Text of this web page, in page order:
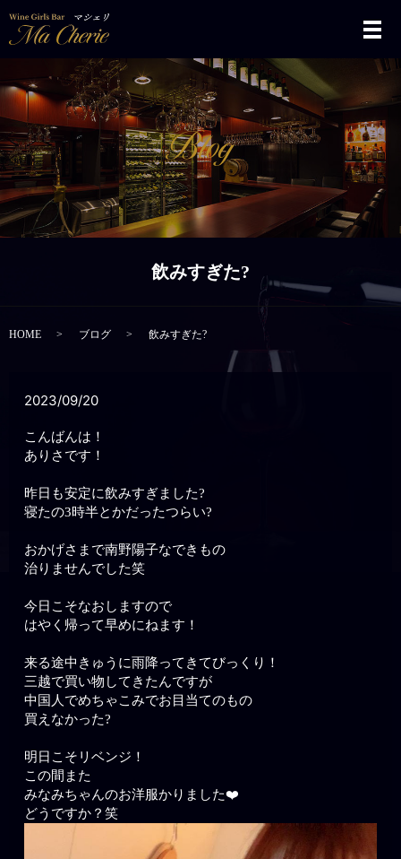
メ
飲みすぎた?
HOME ブログ 飲みすぎた?
2023/09/20
こんばんは！
ありさです！
昨日も安定に飲みすぎました?
寝たの3時半とかだったつらい?
おかげさまで南野陽子なできもの
治りませんでした笑
今日こそなおしますので
はやく帰って早めにねます！
来る途中きゅうに雨降ってきてびっくり！
三越で買い物してきたんですが
中国人でめちゃこみでお目当てのもの
買えなかった?
明日こそリベンジ！
この間また
みなみちゃんのお洋服かりました❤️
どうですか？笑